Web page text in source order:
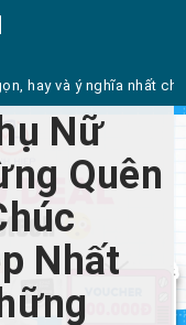
hay và ý nghĩa nhất
Nữ
Quên
Nhất